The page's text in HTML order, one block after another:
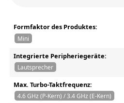
Formfaktor des Produktes:
Mini
Integrierte Peripheriegeräte:
Lautsprecher
Max. Turbo-Taktfrequenz:
4.6 GHz (P-Kern) / 3.4 GHz (E-Kern)